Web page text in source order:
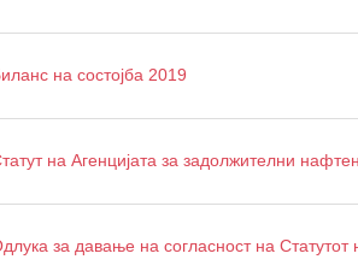
на состојба 2019
на Агенцијата за задолжителни
за давање на согласност на